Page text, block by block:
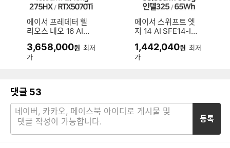
에이서 프레데터 헬
리오스 네오 16 AI P
SD 1TB)
3,658,000원 최저
가
에이서 스위프트 엣
지 14 AI SFE14-I5
GB)
1,442,040원 최저
가
댓글 53
등록